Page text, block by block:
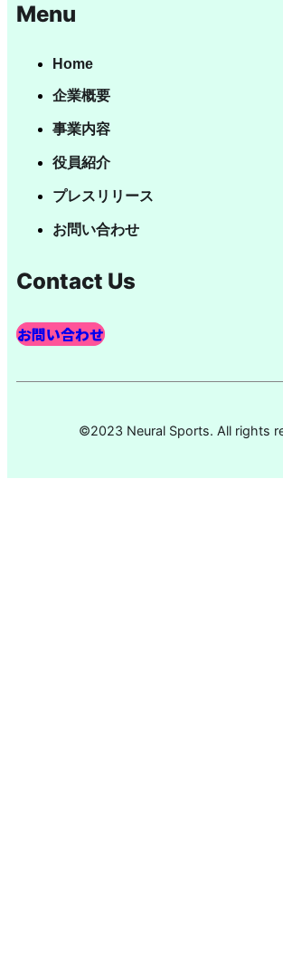
Menu
Home
企業概要
事業内容
役員紹介
プレスリリース
お問い合わせ
Contact Us
お問い合わせ
©2023 Neural Sports. All rights